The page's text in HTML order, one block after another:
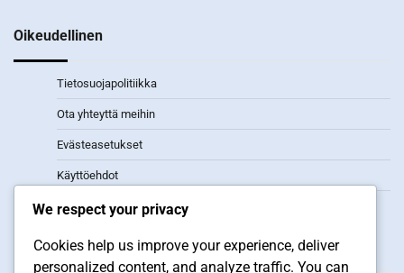
Oikeudellinen
Tietosuojapolitiikka
Ota yhteyttä meihin
Evästeasetukset
Käyttöehdot
Tietoa meistä
Uusimmat julkaisut
We respect your privacy
Cookies help us improve your experience, deliver
personalized content, and analyze traffic. You can